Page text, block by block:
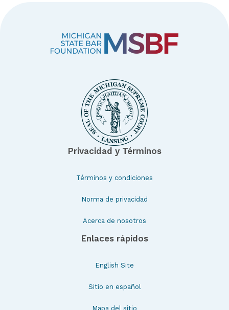
Privacidad y Términos
Términos y condiciones
Norma de privacidad
Acerca de nosotros
Enlaces rápidos
English Site
Sitio en español
Mapa del sitio